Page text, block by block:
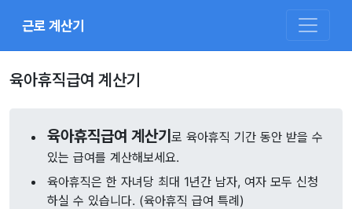
근로 계산기
육아휴직급여 계산기
육아휴직급여 계산기 로 육아휴직 기간 동안 받을 수
있는 급여를 계산해보세요.
육아휴직은 한 자녀당 최대 1년간 남자, 여자 모두 신청
하실 수 있습니다. (육아휴직 급여 특례)